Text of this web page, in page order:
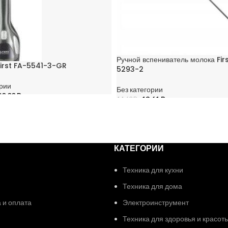
FA-5541-3-GR
Br
Ручной вспениватель молока
5293-2
Без категории
14,63 Br 13,61 Br
и оплата
КАТЕГОРИИ
Техника для кухни
Техника для дома
Электроинструмент
Техника для здоровья и